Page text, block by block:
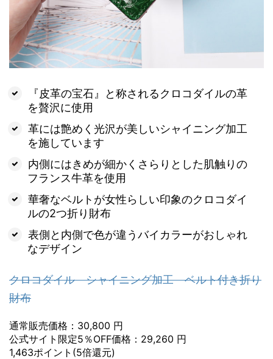
『皮革の宝石』と称されるクロコダイルの革
を贅沢に使用
革には艶めく光沢が美しいシャイニング加工
を施しています
内側にはきめが細かくさらりとした肌触りの
フランス牛革を使用
華奢なベルトが女性らしい印象のクロコダイ
ルの2つ折り財布
表側と内側で色が違うバイカラーがおしゃれ
なデザイン
クロコダイル シャイニング加工 ベルト付き折り
財布
通常販売価格：30,800 円
公式サイト限定5％OFF価格：29,260 円
1,463ポイント(5倍還元)